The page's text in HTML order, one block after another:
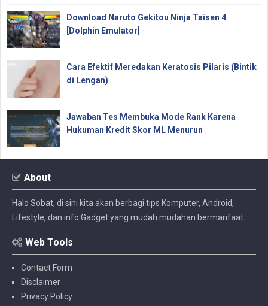
Download Naruto Gekitou Ninja Taisen 4
[Dolphin Emulator]
Cara Efektif Meredakan Keratosis Pilaris (Bintik
di Lengan)
Jawaban Tes Membuka Mode Rank Karena
Hukuman Kredit Skor ML Menurun
About
Halo Sobat, di sini kita akan berbagi tips Komputer, Android,
Lifestyle, dan info Gadget yang mudah mudahan bermanfaat.
Web Tools
Contact Form
Disclaimer
Privacy Policy